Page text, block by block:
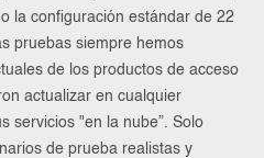
la configuración estándar de 22
pruebas siempre hemos
de los productos de acceso
actualizar en cualquier
servicios "en la nube”. Solo
de prueba realistas y